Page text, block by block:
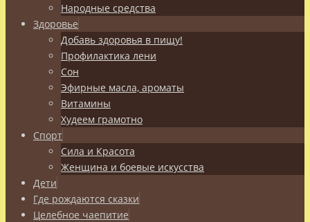
Народные средства
Здоровье
Добавь здоровья в пищу!
Профилактика лени
Сон
Эфирные масла, ароматы
Витамины
Худеем грамотно
Спорт
Сила и Красота
Женщина и боевые искусства
Дети
Где рождаются сказки
Целебное чаепитие